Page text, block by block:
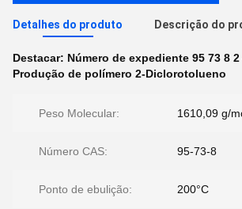
Detalhes do produto Descrição do
Destacar: Número de expediente 95 73 8
Produção de polímero 2-Diclorotolueno
Peso Molecular: 1610,09 g/
Número CAS: 95-73-8
Ponto de ebulição: 200°C